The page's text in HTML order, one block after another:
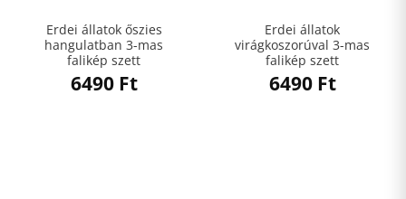
Erdei állatok őszies
hangulatban 3-mas
falikép szett
6490 Ft
Erdei állatok
virágkoszorúval 3-mas
falikép szett
6490 Ft